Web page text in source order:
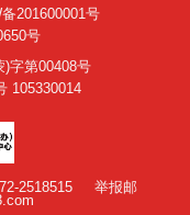
201600001号
号
)字第00408号
105330014
2518515
举报邮